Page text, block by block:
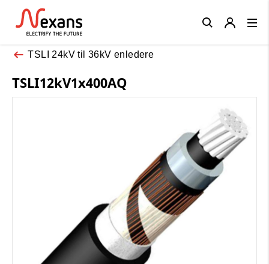
TSLI 24kV til 36kV enledere
TSLI12kV1x400AQ
Close